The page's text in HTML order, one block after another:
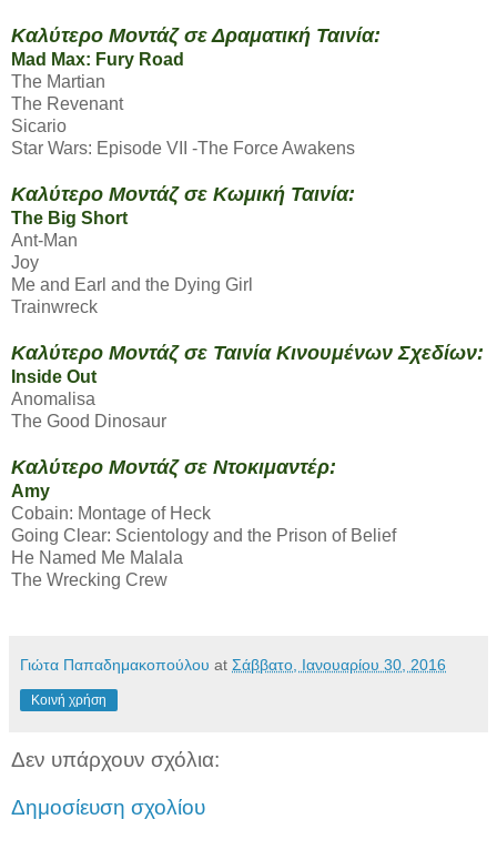
Καλύτερο Μοντάζ σε Δραματική Ταινία:
Mad Max: Fury Road
The Martian
The Revenant
Sicario
Star Wars: Episode VII -The Force Awakens
Καλύτερο Μοντάζ σε Κωμική Ταινία:
The Big Short
Ant-Man
Joy
Me and Earl and the Dying Girl
Trainwreck
Καλύτερο Μοντάζ σε Ταινία Κινουμένων Σχεδίων:
Inside Out
Anomalisa
The Good Dinosaur
Καλύτερο Μοντάζ σε Ντοκιμαντέρ:
Amy
Cobain: Montage of Heck
Going Clear: Scientology and the Prison of Belief
He Named Me Malala
The Wrecking Crew
Γιώτα Παπαδημακοπούλου at Σάββατο, Ιανουαρίου 30, 2016
Κοινή χρήση
Δεν υπάρχουν σχόλια:
Δημοσίευση σχολίου